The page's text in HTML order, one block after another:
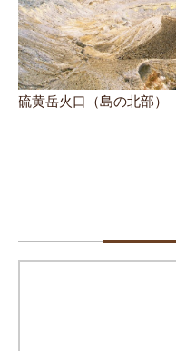
硫黄岳火口（島の北部）